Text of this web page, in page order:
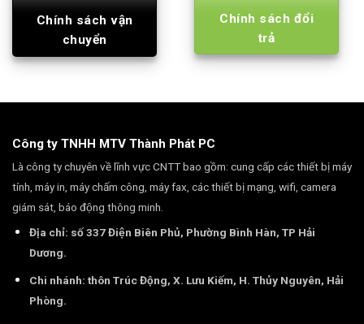
Chính sách vận
chuyển
Chính sách đổi
trả
Công ty TNHH MTV Thành Phát PC
Là công ty chuyên về lĩnh vực CNTT bao gồm: cung cấp các thiết bị máy
tính, máy in, máy chấm công, máy fax, các thiết bị mạng, wifi, camera
giám sát, báo động thông minh.
Địa chỉ: số 337 Điện Biên Phủ, Phường Bình Hàn, TP Hải
Dương.
Chi nhánh: thôn Trúc Động, X. Lưu Kiếm, H. Thủy Nguyên, Hải
Phòng.